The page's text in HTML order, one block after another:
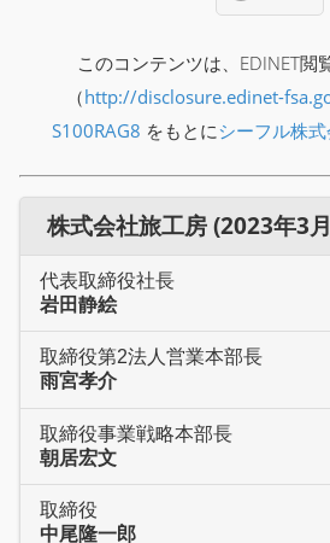
このコンテンツは、EDINET閲
（http://disclosure.edinet-
S100RAG8 をもとにシーフル株
株式会社旅工房 (2023年3
代表取締役社長
岩田静絵
取締役第2法人営業本部長
雨宮孝介
取締役事業戦略本部長
朝居宏文
取締役
中尾隆一郎